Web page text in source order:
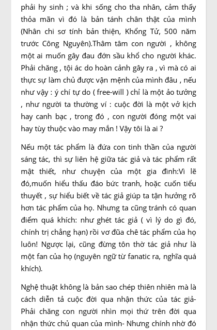
phải hy sinh ; và khi sống cho tha nhân, cảm thấy
thỏa mãn vì đó là bản tánh chân thật của mình
(Nhân chi sơ tính bản thiện, Khổng Tử, 500 năm
trước Công Nguyên).Thâm tâm con người , không
một ai muốn gây đau đớn sầu khổ cho người khác.
Phải chăng , tội ác do hoàn cảnh gây ra , vì mà có ai
thực sự làm chủ được vận mệnh của mình đâu , nếu
như vậy : ý chí tự do ( free-will ) chỉ là một ảo tưởng
, như người ta thường ví : cuộc đời là một vở kịch
hay canh bạc , trong đó , con người đóng một vai
hay tùy thuộc vào may mắn ! Vậy tôi là ai ?
Nếu một tác phẩm là đứa con tinh thần của người
sáng tác, thì sự liên hệ giữa tác giả và tác phẩm rất
mật thiết, như chuyện của một gia đình:Vì lẽ
đó,muốn hiểu thấu đáo bức tranh, hoặc cuốn tiểu
thuyết , sự hiểu biết về tác giả giúp ta tận hưởng rõ
hơn tác phẩm của họ. Nhưng ta cũng tránh có quan
điểm quá khích: như ghét tác giả ( vì lý do gì đó,
chính trị chẳng hạn) rồi vơ đũa chê tác phẩm của họ
luôn! Ngược lại, cũng đừng tôn thờ tác giả như là
một fan của họ (nguyên ngữ từ fanatic ra, nghĩa quá
khích).
Nghệ thuật không là bản sao chép thiên nhiên mà là
cách diễn tả cuộc đời qua nhận thức của tác giả-
Phải chăng con người nhìn mọi thứ trên đời qua
nhận thức chủ quan của mình- Nhưng chính nhờ đó